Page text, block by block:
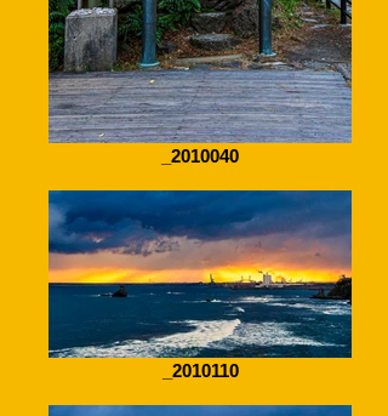
_2010040
_2010110